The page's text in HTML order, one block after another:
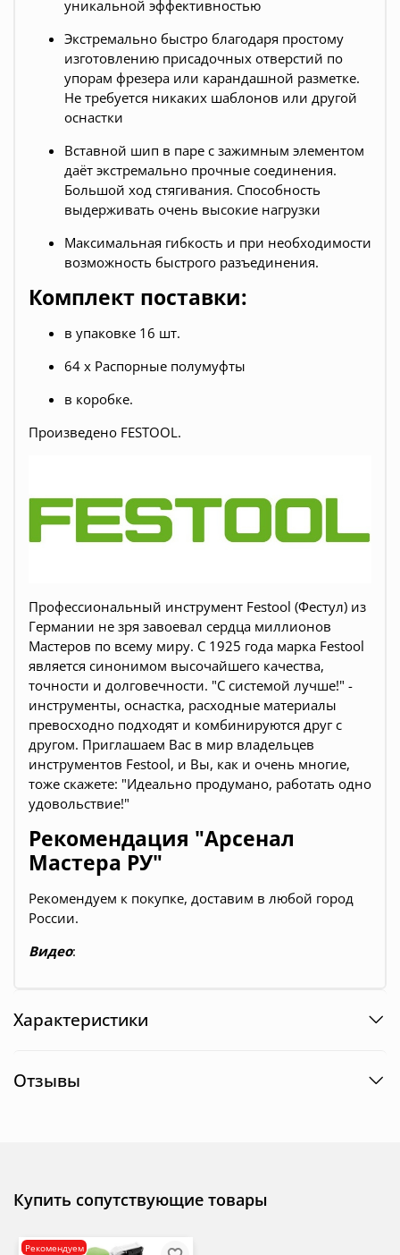
уникальной эффективностью
Экстремально быстро благодаря простому
изготовлению присадочных отверстий по
упорам фрезера или карандашной разметке.
Не требуется никаких шаблонов или другой
оснастки
Вставной шип в паре с зажимным элементом
даёт экстремально прочные соединения.
Большой ход стягивания. Способность
выдерживать очень высокие нагрузки
Максимальная гибкость и при необходимости
возможность быстрого разъединения.
Комплект поставки:
в упаковке 16 шт.
64 x Распорные полумуфты
в коробке.
Произведено FESTOOL.
Профессиональный инструмент Festool (Фестул) из
Германии не зря завоевал сердца миллионов
Мастеров по всему миру. С 1925 года марка Festool
является синонимом высочайшего качества,
точности и долговечности. "С системой лучше!" -
инструменты, оснастка, расходные материалы
превосходно подходят и комбинируются друг с
другом. Приглашаем Вас в мир владельцев
инструментов Festool, и Вы, как и очень многие,
тоже скажете: "Идеально продумано, работать одно
удовольствие!"
Рекомендация "Арсенал
Мастера РУ"
Рекомендуем к покупке, доставим в любой город
России.
Видео:
Характеристики
Отзывы
Купить сопутствующие товары
Рекомендуем